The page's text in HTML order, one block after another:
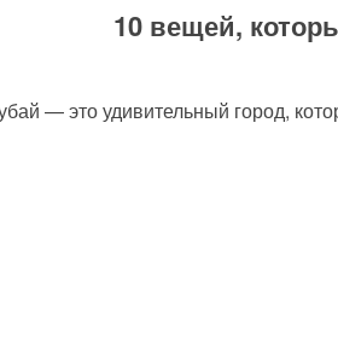
10 вещей,
— это удивительный город,